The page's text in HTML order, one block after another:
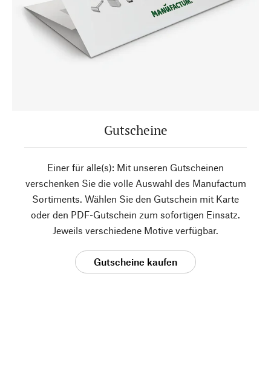
Gutscheine
Einer für alle(s): Mit unseren Gutscheinen
verschenken Sie die volle Auswahl des Manufactum
Sortiments. Wählen Sie den Gutschein mit Karte
oder den PDF-Gutschein zum sofortigen Einsatz.
Jeweils verschiedene Motive verfügbar.
Gutscheine kaufen